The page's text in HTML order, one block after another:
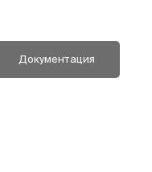
Документация